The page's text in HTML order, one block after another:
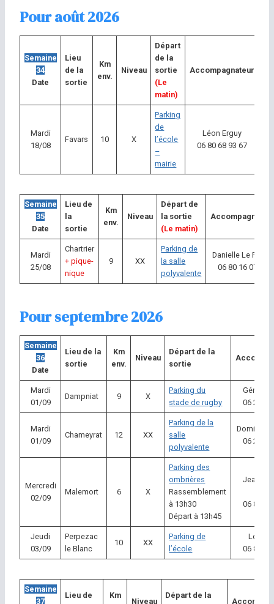
Pour août 2026
Semaine
34
Date
Lieu
de la
sortie
Km
env.
Niveau
Départ
de la
sortie
(Le
matin)
Accompagnateur
Mardi
18/08
Favars 10 X
Parking
de
l’école
–
mairie
Léon Erguy
06 80 68 93 67
Semaine
35
Date
Lieu de
la
sortie
Km
env.
Niveau
Départ de
la sortie
(Le matin)
Mardi
25/08
Chartrier
+ pique-
nique
9 XX
Parking de
la salle
polyvalente
Danielle Le Peltier
06 80 16 07 43
Pour septembre 2026
Semaine
36
Date
Lieu de la
sortie
Km
env.
Niveau
Départ de la
sortie
Mardi
01/09
Dampniat 9 X
Parking du
stade de rugby
Gérard
06 20 35
Mardi
01/09
Chameyrat 12 XX
Parking de la
salle
polyvalente
06 25 36
Mercredi
02/09
Malemort 6 X
Parking des
ombrières
Rassemblement
à 13h30
Départ à 13h45
Jean
06 82 23
Jeudi
03/09
Perpezac
le Blanc
10 XX
Parking de
l’école
Léon
06 80 68
Semaine
37
Lieu de
Km
Niveau
Départ de la